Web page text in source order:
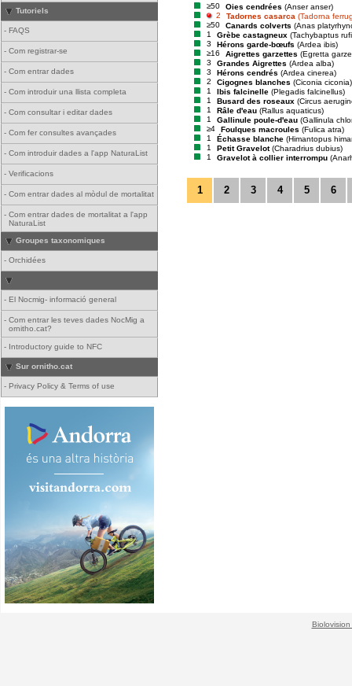
Tutoriels
- FAQS
- Com registrar-se
- Com entrar dades
- Com introduir una llista completa
- Com consultar i editar dades
- Com fer consultes avançades
- Com introduir dades a l'app NaturaList
- Verificacions
- Com entrar dades al mòdul de mortalitat
- Com entrar dades de mortalitat a l'app
NaturaList
Groupes taxonomiques
- Orchidées
- El Nocmig- informació general
- Com entrar les teves dades NocMig a
ornitho.cat?
- Introductory guide to NFC
Sur ornitho.cat
- Privacy Policy & Terms of use
≥50
Oies cendrées (Anser anser)
2
Tadornes casarca (Tadorna
≥50
Canards colverts (Anas
1
Grèbe castagneux (Tachybaptus
3
Hérons garde-bœufs (Ardea ibis)
≥16
Aigrettes garzettes (Egretta
3
Grandes Aigrettes (Ardea alba)
3
Hérons cendrés (Ardea cinerea)
2
Cigognes blanches (Ciconia ciconia)
1
Ibis falcinelle (Plegadis falcinellus)
1
Busard des roseaux (Circus
1
Râle d'eau (Rallus aquaticus)
1
Gallinule poule-d'eau (Gallinula
≥4
Foulques macroules (Fulica atra)
1
Échasse blanche (Himantopus
1
Petit Gravelot (Charadrius dubius)
1
Gravelot à collier interrompu
1 2 3 4 5 6
Biolovision